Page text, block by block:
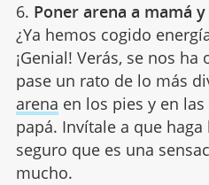
6. Poner arena a mamá y
¿Ya hemos cogido
¡Genial! Verás, se nos
pase un rato de lo más
arena en los pies y en
papá. Invítale a que
seguro que es una
mucho.